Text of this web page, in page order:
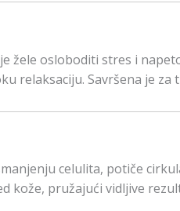
žele osloboditi stres i
relaksaciju. Savršena je
celulita, potiče
kože, pružajući vidljive